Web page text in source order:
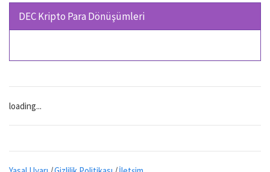
DEC Kripto Para Dönüşümleri
loading...